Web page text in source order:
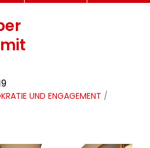
UND ENGAGEMENT /